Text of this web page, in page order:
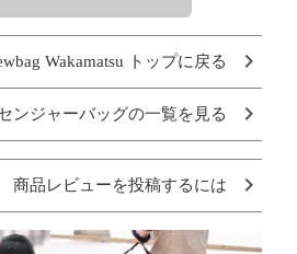
Wakamatsu トップに戻る
ンジャーバッグの一覧を見る
商品レビューを投稿するには